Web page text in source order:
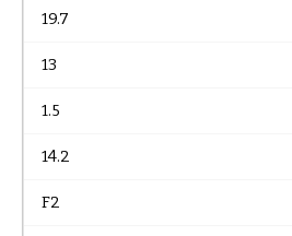
19.7
13
1.5
14.2
F2